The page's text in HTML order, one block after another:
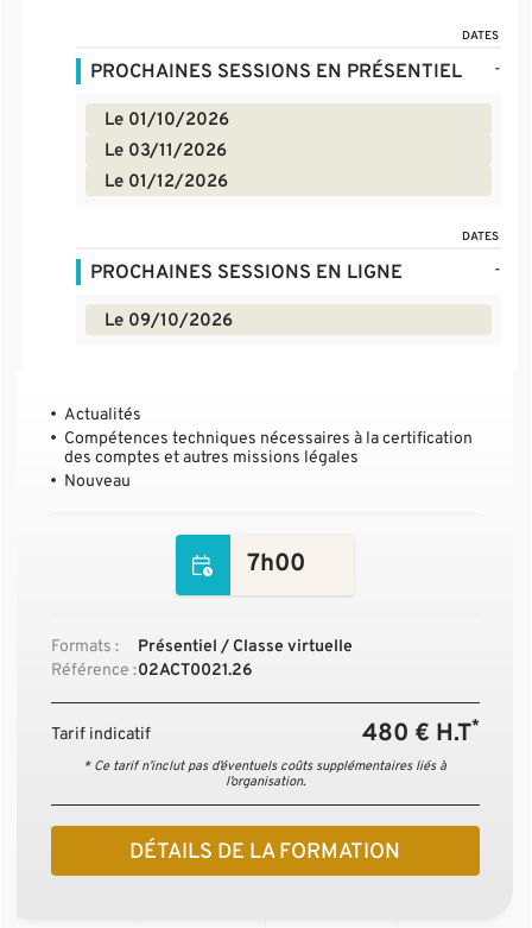
DATES
PROCHAINES SESSIONS EN PRÉSENTIEL -
Le 01/10/2026
Le 03/11/2026
Le 01/12/2026
DATES
PROCHAINES SESSIONS EN LIGNE -
Le 09/10/2026
Actualités
Compétences techniques nécessaires à la certification
des comptes et autres missions légales
Nouveau
7h00
Formats :
Présentiel / Classe virtuelle
Référence :02ACT0021.26
Tarif indicatif 480 € H.T*
* Ce tarif n’inclut pas d’éventuels coûts supplémentaires liés à
l’organisation.
DÉTAILS DE LA FORMATION